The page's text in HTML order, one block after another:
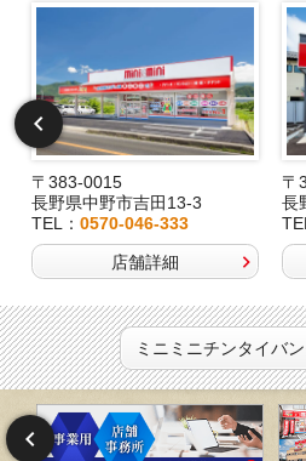
〒383-0015
長野県中野市吉田13-3
TEL： 0570-046-333
店舗詳細
〒
長
ミニミニチンタイバ